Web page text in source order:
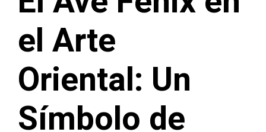
el Arte
Oriental: Un
Símbolo de